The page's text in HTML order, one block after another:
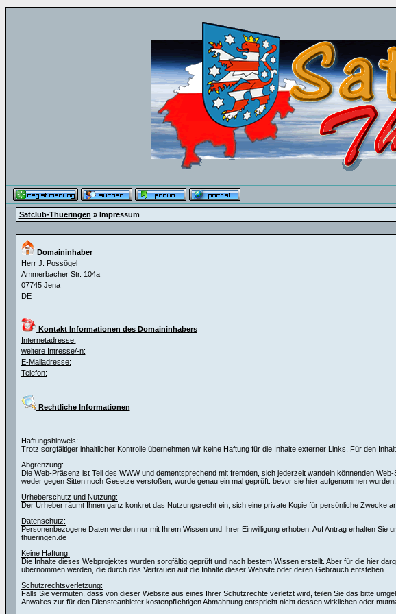
Satclub-Thueringen » Impressum
Domaininhaber
Herr J. Possögel
Ammerbacher Str. 104a
07745 Jena
DE
Kontakt Informationen des Domaininhabers
Internetadresse:
weitere Intresse/-n:
E-Mailadresse:
Telefon:
Rechtliche Informationen
Haftungshinweis:
Trotz sorgfältiger inhaltlicher Kontrolle übernehmen wir keine Haftung für die Inhalte externer Links. Für den
Abgrenzung:
Die Web-Präsenz ist Teil des WWW und dementsprechend mit fremden, sich jederzeit wandeln könnenden
weder gegen Sitten noch Gesetze verstoßen, wurde genau ein mal geprüft: bevor sie hier aufgenommen wurden.
Urheberschutz und Nutzung:
Der Urheber räumt Ihnen ganz konkret das Nutzungsrecht ein, sich eine private Kopie für persönliche Zwecke
Datenschutz:
Personenbezogene Daten werden nur mit Ihrem Wissen und Ihrer Einwilligung erhoben. Auf Antrag erhalten
thueringen.de
Keine Haftung:
Die Inhalte dieses Webprojektes wurden sorgfältig geprüft und nach bestem Wissen erstellt. Aber für die hier
übernommen werden, die durch das Vertrauen auf die Inhalte dieser Website oder deren Gebrauch entstehen.
Schutzrechtsverletzung:
Falls Sie vermuten, dass von dieser Website aus eines Ihrer Schutzrechte verletzt wird, teilen Sie das bitte
Anwaltes zur für den Diensteanbieter kostenpflichtigen Abmahnung entspricht nicht dessen wirklichen oder